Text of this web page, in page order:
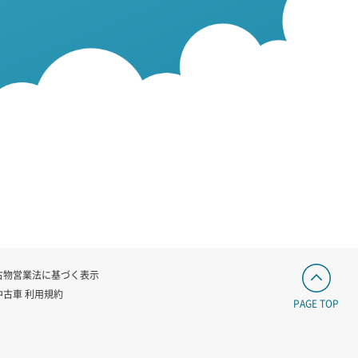
物営業法に基づく表示
古車 利用規約
PAGE TOP